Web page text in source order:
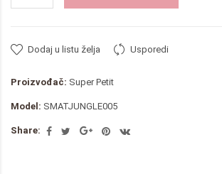
Dodaj u listu želja Usporedi
Proizvođač: Super Petit
Model: SMATJUNGLE005
Share: